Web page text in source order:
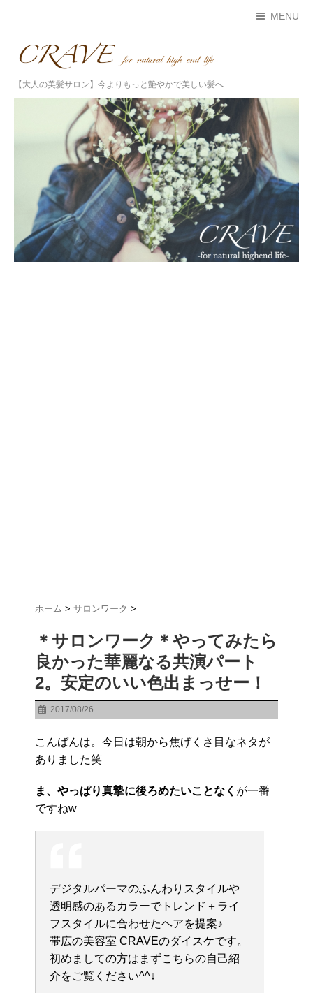
MENU
【大人の美髪サロン】今よりもっと艶やかで美しい髪へ
ホーム > サロンワーク >
＊サロンワーク＊やってみたら
良かった華麗なる共演パート
2。安定のいい色出まっせー！
2017/08/26
こんばんは。今日は朝から焦げくさ目なネタが
ありました笑
ま、やっぱり真摯に後ろめたいことなく が一番
ですねw
デジタルパーマのふんわりスタイルや
透明感のあるカラーでトレンド＋ライ
フスタイルに合わせたヘアを提案♪
帯広の美容室 CRAVEのダイスケです。
初めましての方はまずこちらの自己紹
介をご覧ください^^↓